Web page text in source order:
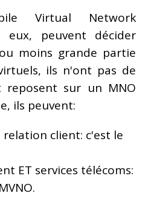
Virtual Network
eux, peuvent décider
moins grande partie
ils n'ont pas de
reposent sur un MNO
ils peuvent:
client: c'est le
ET services télécoms: